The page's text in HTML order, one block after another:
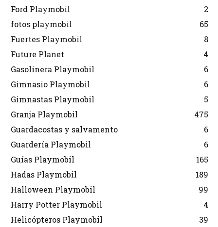
Ford Playmobil
2
fotos playmobil
65
Fuertes Playmobil
8
Future Planet
4
Gasolinera Playmobil
6
Gimnasio Playmobil
6
Gimnastas Playmobil
5
Granja Playmobil
475
Guardacostas y salvamento
6
Guardería Playmobil
6
Guías Playmobil
165
Hadas Playmobil
189
Halloween Playmobil
99
Harry Potter Playmobil
4
Helicópteros Playmobil
39